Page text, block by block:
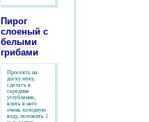
Пирог
слоеный с
белыми
грибами
Просеять на
доску муку,
сделать в
середине
углубление,
влить в него
очень холодную
воду, положить 1